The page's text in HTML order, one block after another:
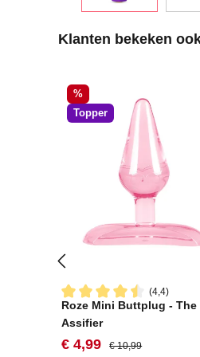
Productgalerij overslaan
Klanten bekeken
Korting
%
Topper
(4,4)
Gemiddelde
Roze Mini Buttplug - The
Assifier
Verkoopprijs:
€ 4,99 Normale prijs:
€ 10,99